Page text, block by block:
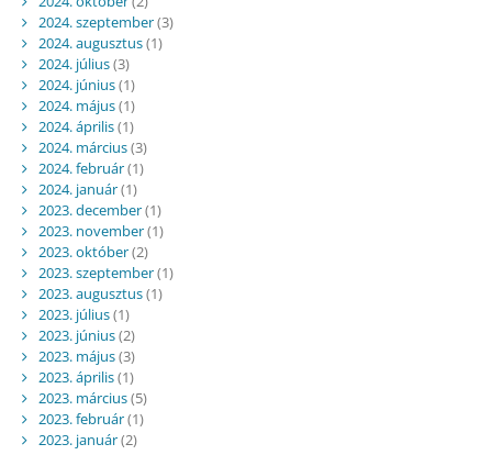
2024. szeptember(3)
2024. augusztus(1)
2024. július(3)
2024. június(1)
2024. május(1)
2024. április(1)
2024. március(3)
2024. február(1)
2024. január(1)
2023. december(1)
2023. november(1)
2023. október(2)
2023. szeptember(1)
2023. augusztus(1)
2023. július(1)
2023. június(2)
2023. május(3)
2023. április(1)
2023. március(5)
2023. február(1)
2023. január(2)